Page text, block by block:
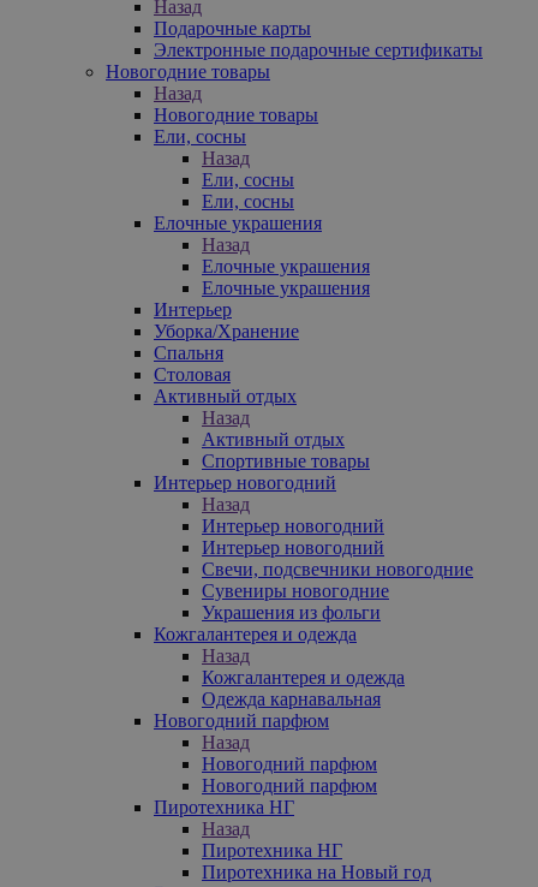
Назад
Подарочные карты
Электронные подарочные сертификаты
Новогодние товары
Назад
Новогодние товары
Ели, сосны
Назад
Ели, сосны
Ели, сосны
Елочные украшения
Назад
Елочные украшения
Елочные украшения
Интерьер
Уборка/Хранение
Спальня
Столовая
Активный отдых
Назад
Активный отдых
Спортивные товары
Интерьер новогодний
Назад
Интерьер новогодний
Интерьер новогодний
Свечи, подсвечники новогодние
Сувениры новогодние
Украшения из фольги
Кожгалантерея и одежда
Назад
Кожгалантерея и одежда
Одежда карнавальная
Новогодний парфюм
Назад
Новогодний парфюм
Новогодний парфюм
Пиротехника НГ
Назад
Пиротехника НГ
Пиротехника на Новый год